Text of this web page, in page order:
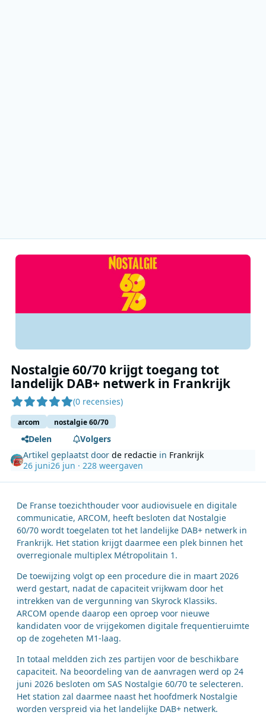
Nostalgie 60/70 krijgt toegang tot
landelijk DAB+ netwerk in Frankrijk
(0 recensies)
arcom nostalgie 60/70
Delen
Volgers
Artikel geplaatst doorde redactie in Frankrijk
26 juni26 jun · 228 weergaven
De Franse toezichthouder voor audiovisuele en digitale
communicatie, ARCOM, heeft besloten dat Nostalgie
60/70 wordt toegelaten tot het landelijke DAB+ netwerk in
Frankrijk. Het station krijgt daarmee een plek binnen het
overregionale multiplex Métropolitain 1.
De toewijzing volgt op een procedure die in maart 2026
werd gestart, nadat de capaciteit vrijkwam door het
intrekken van de vergunning van Skyrock Klassiks.
ARCOM opende daarop een oproep voor nieuwe
kandidaten voor de vrijgekomen digitale frequentieruimte
op de zogeheten M1-laag.
In totaal meldden zich zes partijen voor de beschikbare
capaciteit. Na beoordeling van de aanvragen werd op 24
juni 2026 besloten om SAS Nostalgie 60/70 te selecteren.
Het station zal daarmee naast het hoofdmerk Nostalgie
worden verspreid via het landelijke DAB+ netwerk.